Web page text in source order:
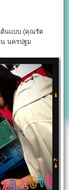
ต้นแบบ (คุณรัต
น นครปฐม